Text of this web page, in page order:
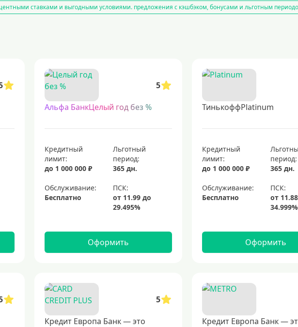
ставками и выгодными условиями. предложения с кэшбэком, бонусами и льготным
кредитной историей
предлагаются многими банками. такие продукты часто имеют упрощенные условия
и экономия времени. заказывайте онлайн, получайте пластик прямо к вам. быстрое
топовые
платежные карты visa для кредитных средств элитные кредитные карты кредитные
5
Альфа БанкЦелый год без %
Кредитный
лимит:
до 1 000 000 ₽
Льготный
период:
365 дн.
Обслуживание:
Бесплатно
Оформить
ТинькоффPlatinum
Кредитный
лимит:
до 1 000 000 ₽
период:
365 дн.
Обслуживание:
Бесплатно
Оформить
5
Кредит Европа Банк — это
Кредит Европа Банк —